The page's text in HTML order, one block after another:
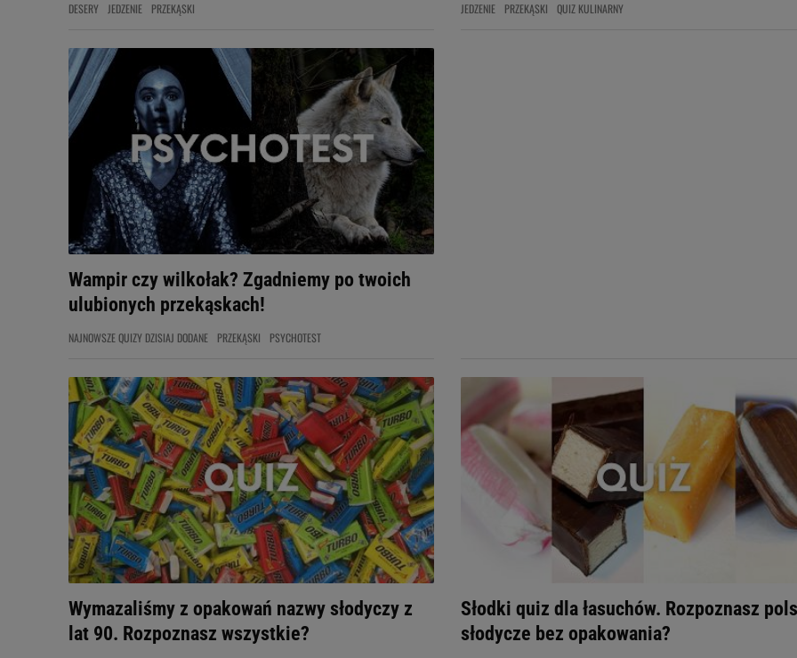
DESERY JEDZENIE PRZEKĄSKI JEDZENIE PRZEKĄSKI QUIZ KULINARNY
Wampir czy wilkołak? Zgadniemy po twoich
ulubionych przekąskach!
NAJNOWSZE QUIZY DZISIAJ DODANE PRZEKĄSKI PSYCHOTEST
Wymazaliśmy z opakowań nazwy słodyczy z
lat 90. Rozpoznasz wszystkie?
Słodki quiz dla łasuchów. Rozpoznasz
słodycze bez opakowania?